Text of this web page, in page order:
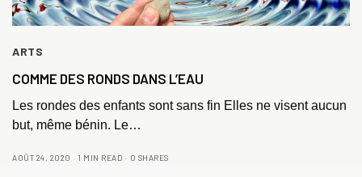
ARTS
COMME DES RONDS DANS L’EAU
Les rondes des enfants sont sans fin Elles ne visent aucun
but, même bénin. Le…
AOÛT 24, 2020 1 MIN READ 0 SHARES